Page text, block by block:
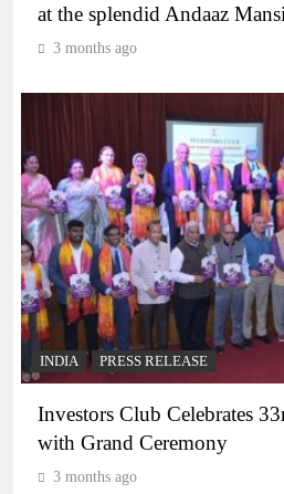
at the splendid Andaaz
3 months ago
INDIA PRESS RELEASE
Investors Club Celebrates
with Grand Ceremony
3 months ago